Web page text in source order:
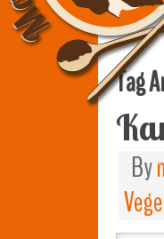
Tag
By